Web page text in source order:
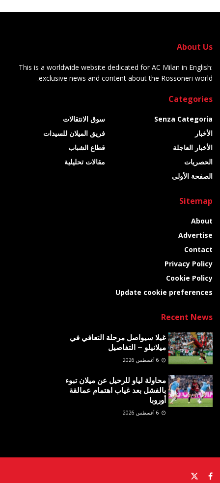
About Us
This is a worldwide website dedicated for AC Milan in English:
exclusive news and content about the Rossoneri world.
Categories
Senza Categoria
الأخبار
الأخبار العاجلة
الحصريات
الصفحة الأولى
سوق الانتقالات
فريق الميلان للسيدات
قطاع الشباب
مقالات تحليلية
Sitemap
About
Advertise
Contact
Privacy Policy
Cookie Policy
Update cookie preferences
Recent News
غيلا سيواصل مرحلة التعافي في
ميلانيلو – التفاصيل
محاولة لياو للرحيل عن ميلان تبوء
بالفشل بعد غياب اهتمام عمالقة
أوروبا